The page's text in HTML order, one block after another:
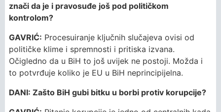
znači da je i pravosuđe još pod političkom
kontrolom?
GAVRIĆ: Procesuiranje ključnih slučajeva ovisi od
političke klime i spremnosti i pritiska izvana.
Očigledno da u BiH to još uvijek ne postoji. Možda i
to potvrđuje koliko je EU u BiH neprincipijelna.
DANI: Zašto BiH gubi bitku u borbi protiv korupcije?